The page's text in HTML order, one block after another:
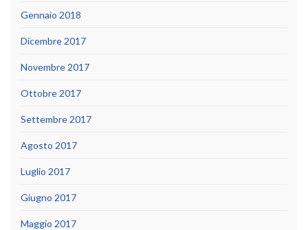
Gennaio 2018
Dicembre 2017
Novembre 2017
Ottobre 2017
Settembre 2017
Agosto 2017
Luglio 2017
Giugno 2017
Maggio 2017